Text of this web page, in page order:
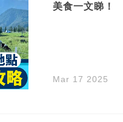
美食一文睇！
Mar 17 2025